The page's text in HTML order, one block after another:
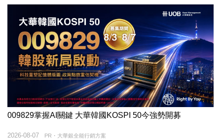
009829掌握AI關鍵 大華韓國KOSPI 50今強勢開募
PR・大華銀全能行銷方案
2026-08-07